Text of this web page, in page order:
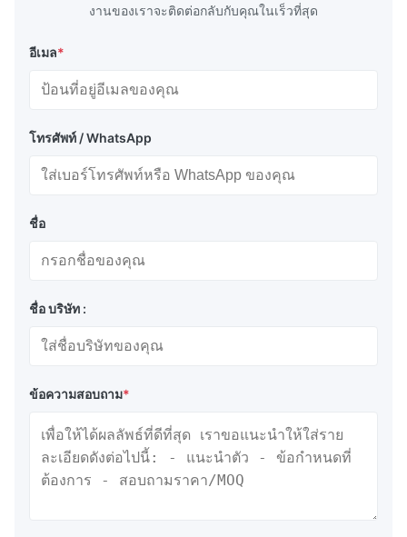
งานของเราจะติดต่อกลับกับคุณในเร็วที่สุด
อีเมล*
โทรศัพท์ / WhatsApp
ชื่อ
ชื่อ บริษัท :
ข้อความสอบถาม*